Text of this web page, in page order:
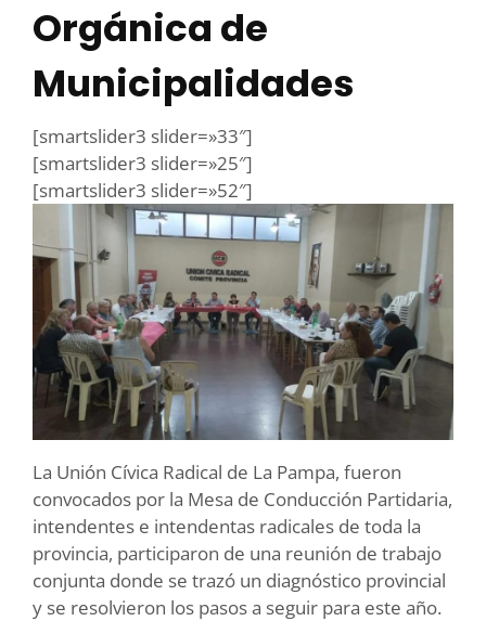
Orgánica de
Municipalidades
[smartslider3 slider=»33″]
[smartslider3 slider=»25″]
[smartslider3 slider=»52″]
La Unión Cívica Radical de La Pampa, fueron
convocados por la Mesa de Conducción Partidaria,
intendentes e intendentas radicales de toda la
provincia, participaron de una reunión de trabajo
conjunta donde se trazó un diagnóstico provincial
y se resolvieron los pasos a seguir para este año.